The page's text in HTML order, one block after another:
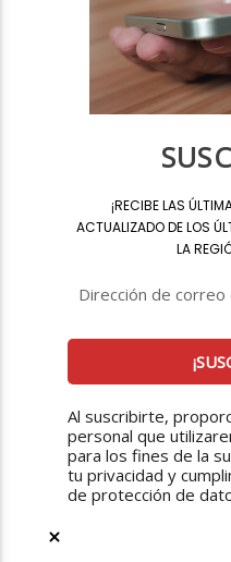
¡RECIBE LAS
ACTUALIZADO DE LOS
LA
Al suscribirte,
personal que
para los fines de la
tu privacidad y
de protección de